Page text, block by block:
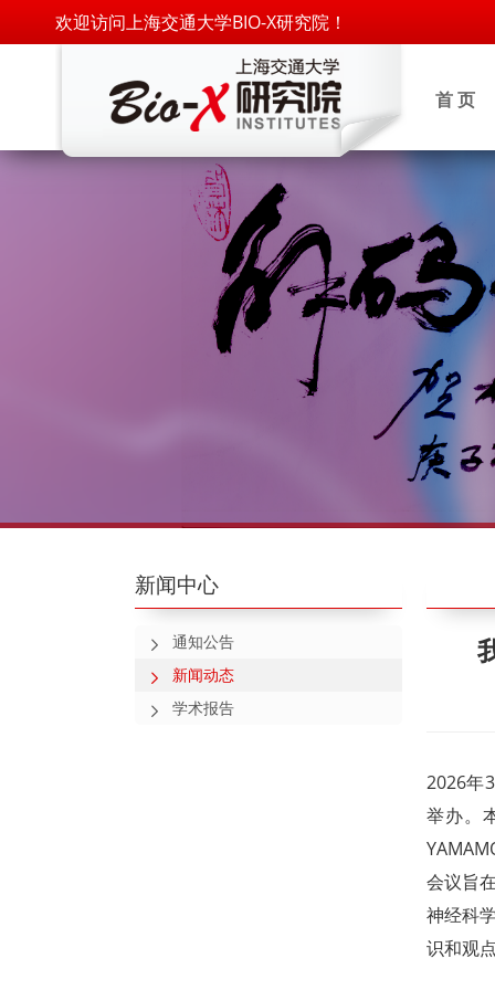
欢迎访问上海交通大学BIO-X研究院！
首 页
新闻中心
通知公告
新闻动态
学术报告
2026年
举办。
会议旨
神经科
识和观